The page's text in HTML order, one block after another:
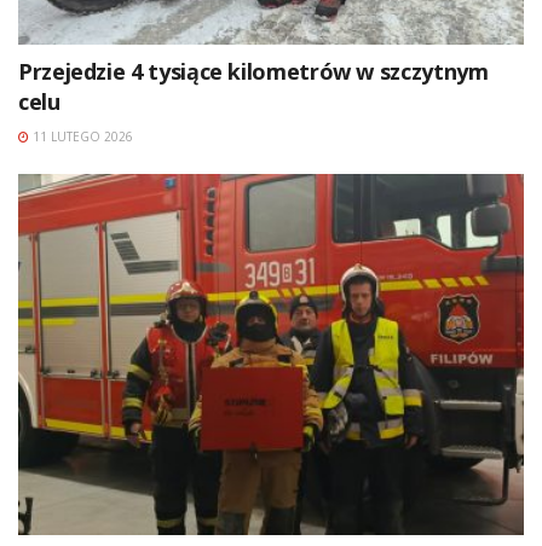
Przejedzie 4 tysiące kilometrów w szczytnym
celu
11 LUTEGO 2026